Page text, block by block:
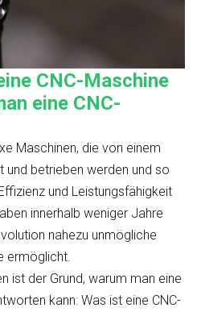
CNC-Maschine
eine CNC-
Maschinen, die von einem
betrieben werden und so
und Leistungsfähigkeit
innerhalb weniger Jahre
nahezu unmögliche
ermöglicht.
ist der Grund, warum man eine
kann: Was ist eine CNC-